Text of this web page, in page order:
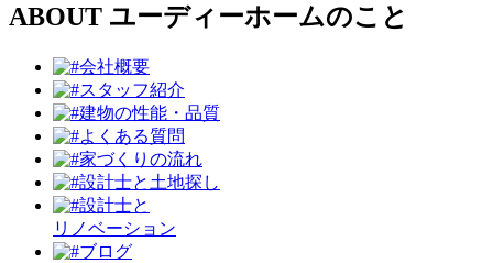
ABOUT ユーディーホームのこと
会社概要
スタッフ紹介
建物の性能・品質
よくある質問
家づくりの流れ
設計⼠と⼟地探し
設計士と
リノベーション
ブログ